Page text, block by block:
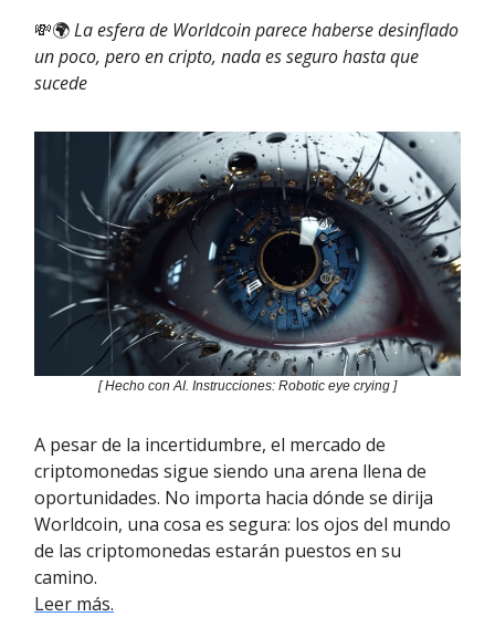
💸🌍La esfera de Worldcoin parece haberse desinflado
un poco, pero en cripto, nada es seguro hasta que
sucede
[ Hecho con AI. Instrucciones: Robotic eye crying ]
A pesar de la incertidumbre, el mercado de
criptomonedas sigue siendo una arena llena de
oportunidades. No importa hacia dónde se dirija
Worldcoin, una cosa es segura: los ojos del mundo
de las criptomonedas estarán puestos en su
camino.
Leer más.